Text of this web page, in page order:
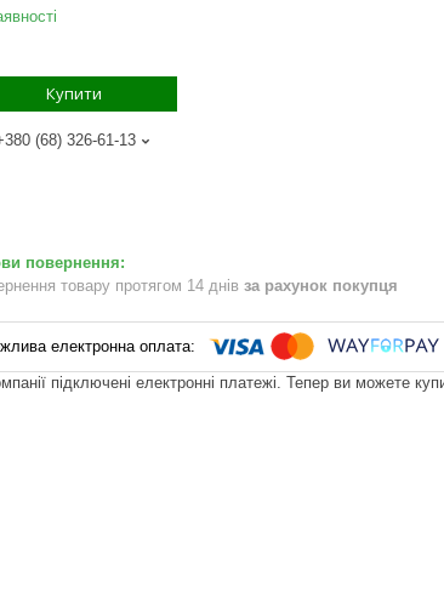
Купити
(68) 326-61-13
товару протягом 14 днів за рахунок покупця
підключені електронні платежі. Тепер ви можете